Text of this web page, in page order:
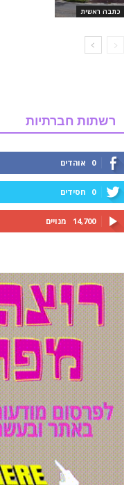
כתבה ראשית
רשתות חברתיות
0 אוהדים
0 חסידים
14,700 מנויים